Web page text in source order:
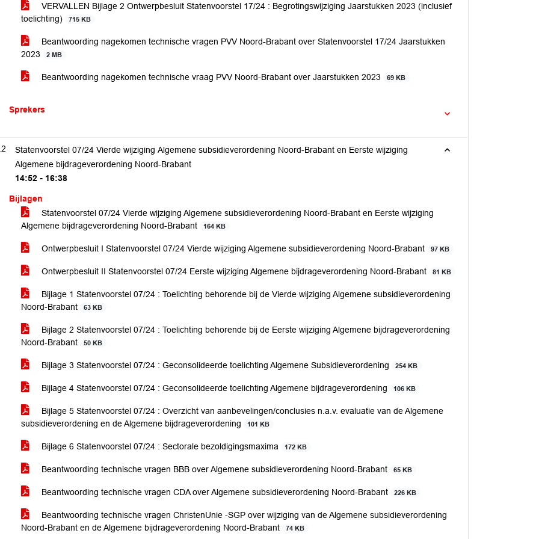
VERVALLEN Bijlage 2 Ontwerpbesluit Statenvoorstel 17/24 : Begrotingswijziging Jaarstukken 2023 (inclusief
toelichting)
715 KB
Beantwoording nagekomen technische vragen PVV Noord-Brabant over Statenvoorstel 17/24 Jaarstukken
2023
2 MB
Beantwoording nagekomen technische vraag PVV Noord-Brabant over Jaarstukken 2023 69 KB
Sprekers
Statenvoorstel 07/24 Vierde wijziging Algemene subsidieverordening Noord-Brabant en Eerste wijziging
Algemene bijdrageverordening Noord-Brabant
14:52 - 16:38
Bijlagen
Statenvoorstel 07/24 Vierde wijziging Algemene subsidieverordening Noord-Brabant en Eerste wijziging
Algemene bijdrageverordening Noord-Brabant
164 KB
Ontwerpbesluit I Statenvoorstel 07/24 Vierde wijziging Algemene subsidieverordening Noord-Brabant 97 KB
Ontwerpbesluit II Statenvoorstel 07/24 Eerste wijziging Algemene bijdrageverordening Noord-Brabant 81 KB
Bijlage 1 Statenvoorstel 07/24 : Toelichting behorende bij de Vierde wijziging Algemene subsidieverordening
Noord-Brabant
63 KB
Bijlage 2 Statenvoorstel 07/24 : Toelichting behorende bij de Eerste wijziging Algemene bijdrageverordening
Noord-Brabant
50 KB
Bijlage 3 Statenvoorstel 07/24 : Geconsolideerde toelichting Algemene Subsidieverordening 254 KB
Bijlage 4 Statenvoorstel 07/24 : Geconsolideerde toelichting Algemene bijdrageverordening 106 KB
Bijlage 5 Statenvoorstel 07/24 : Overzicht van aanbevelingen/conclusies n.a.v. evaluatie van de Algemene
subsidieverordening en de Algemene bijdrageverordening
101 KB
Bijlage 6 Statenvoorstel 07/24 : Sectorale bezoldigingsmaxima 172 KB
Beantwoording technische vragen BBB over Algemene subsidieverordening Noord-Brabant 65 KB
Beantwoording technische vragen CDA over Algemene subsidieverordening Noord-Brabant 226 KB
Beantwoording technische vragen ChristenUnie -SGP over wijziging van de Algemene subsidieverordening
Noord-Brabant en de Algemene bijdrageverordening Noord-Brabant
74 KB